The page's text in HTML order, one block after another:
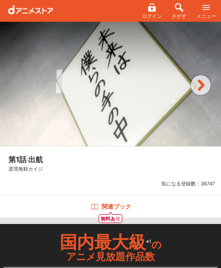
ログイン さがす メニュー
第1話 出航
逆境無頼カイジ
気になる登録数： 36747
無料あり
関連ブック
国内最大級※1の
アニメ見放題作品数